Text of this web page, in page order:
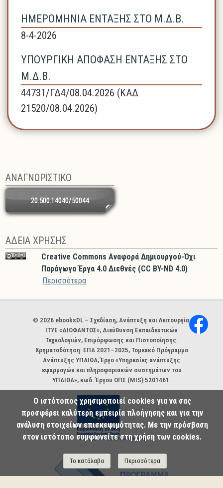
ΗΜΕΡΟΜΗΝΙΑ ΕΝΤΑΞΗΣ ΣΤΟ Μ.Δ.Β.
8-4-2026
ΥΠΟΥΡΓΙΚΗ ΑΠΟΦΑΣΗ ΕΝΤΑΞΗΣ ΣΤΟ
Μ.Δ.Β.
44731/ΓΔ4/08.04.2026 (ΚΑΔ
21520/08.04.2026)
ΑΝΑΓΝΩΡΙΣΤΙΚΟ
20.500.14040/50044
ΑΔΕΙΑ ΧΡΗΣΗΣ
Creative Commons Αναφορά Δημιουργού-Όχι
Παράγωγα Έργα 4.0 Διεθνές (CC BY-ND 4.0)
Περισσότερα
Χορηγοί και φορείς
© 2026 ebooksDL – Σχεδίαση, Ανάπτυξη και Λειτουργία:
ΙΤΥΕ «ΔΙΟΦΑΝΤΟΣ», Διεύθυνση Εκπαιδευτικών
Τεχνολογιών, Επιμόρφωσης και Πιστοποίησης.
Χρηματοδότηση: ΕΠΑ 2021–2025, Τομεακό Πρόγραμμα
Ανάπτυξης ΥΠΑΙΘΑ, Έργο «Υπηρεσίες ανάπτυξης
εφαρμογών και πληροφοριακών συστημάτων του
ΥΠΑΙΘΑ», κωδ. Έργου ΟΠΣ (MIS) 5201461.
Ο ιστότοπος χρησιμοποιεί cookies για να σας
προσφέρει καλύτερη εμπειρία πλοήγησης και για την
ανάλυση στοιχείων επισκεψιμότητας. Με την πρόσβαση
στον ιστότοπο συμφωνείτε στη χρήση των cookies.
Το κατάλαβα Περισσότερα